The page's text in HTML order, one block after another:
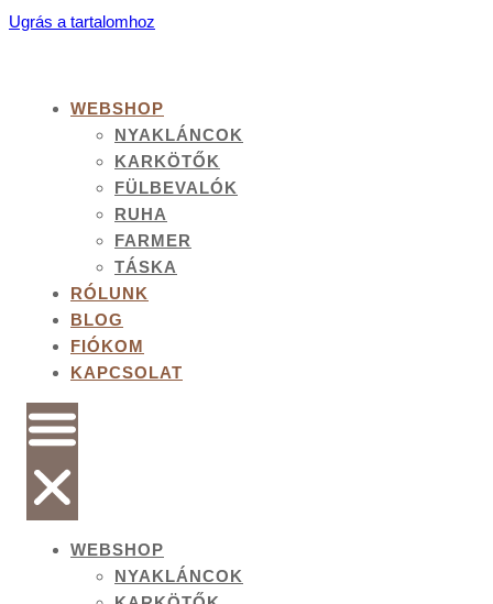
Ugrás a tartalomhoz
WEBSHOP
NYAKLÁNCOK
KARKÖTŐK
FÜLBEVALÓK
RUHA
FARMER
TÁSKA
RÓLUNK
BLOG
FIÓKOM
KAPCSOLAT
WEBSHOP
NYAKLÁNCOK